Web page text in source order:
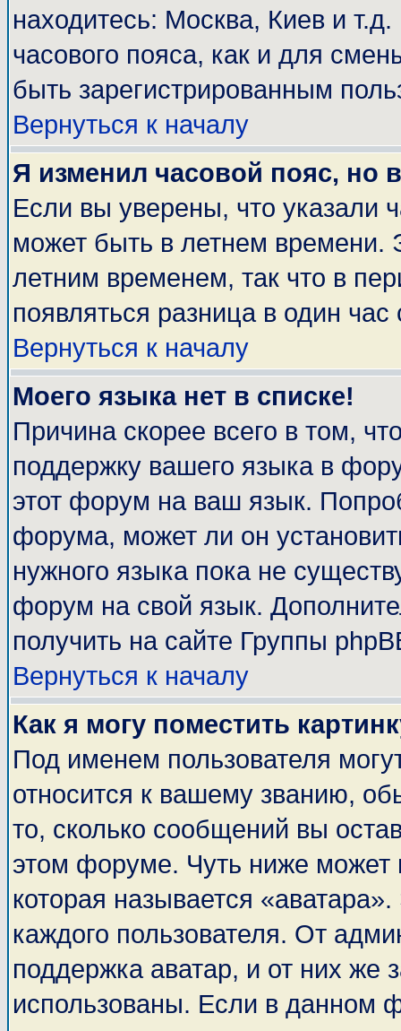
находитесь: Москва, Киев и
часового пояса, как и для
быть зарегистрированным
Вернуться к началу
Я изменил часовой пояс, но
Если вы уверены, что указали
может быть в летнем времени.
летним временем, так что в
появляться разница в один
Вернуться к началу
Моего языка нет в списке!
Причина скорее всего в том,
поддержку вашего языка в
этот форум на ваш язык.
форума, может ли он
нужного языка пока не
форум на свой язык.
получить на сайте Группы
Вернуться к началу
Как я могу поместить
Под именем пользователя
относится к вашему званию,
то, сколько сообщений вы
этом форуме. Чуть ниже может
которая называется
каждого пользователя. От
поддержка аватар, и от них же
использованы. Если в данном